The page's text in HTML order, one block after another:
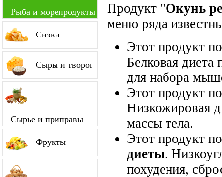
Рыба и морепродукты
Снэки
Сыры и творог
Сырье и приправы
Фрукты
Продукт "Окунь
меню ряда
Этот продукт
Белковая диета
для набора
Этот продукт
Низкожировая
массы тела.
Этот продукт
диеты.
похудения,